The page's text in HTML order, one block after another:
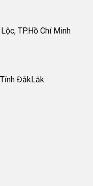
TP.Hồ Chí Minh
ĐắkLắk